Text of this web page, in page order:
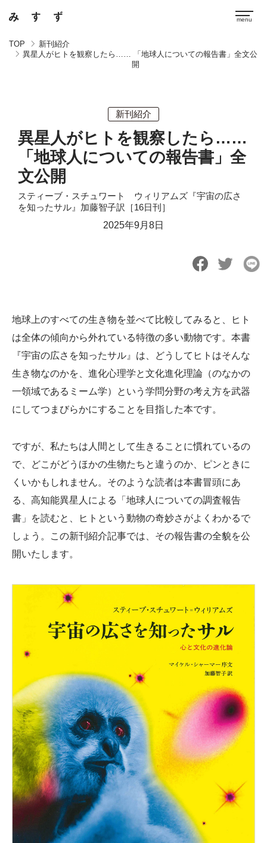
TOP
新刊紹介
異星人がヒトを観察したら…… 「地球人についての報告書」全文公
開
新刊紹介
異星人がヒトを観察したら……
「地球人についての報告書」全
文公開
スティーブ・スチュワート゠ウィリアムズ『宇宙の広さ
を知ったサル』加藤智子訳［16日刊］
2025年9月8日
地球上のすべての生き物を並べて比較してみると、ヒト
は全体の傾向から外れている特徴の多い動物です。本書
『宇宙の広さを知ったサル』は、どうしてヒトはそんな
生き物なのかを、進化心理学と文化進化理論（のなかの
一領域であるミーム学）という学問分野の考え方を武器
にしてつまびらかにすることを目指した本です。
ですが、私たちは人間として生きることに慣れているの
で、どこがどうほかの生物たちと違うのか、ピンときに
くいかもしれません。そのような読者は本書冒頭にあ
る、高知能異星人による「地球人についての調査報告
書」を読むと、ヒトという動物の奇妙さがよくわかるで
しょう。この新刊紹介記事では、その報告書の全貌を公
開いたします。